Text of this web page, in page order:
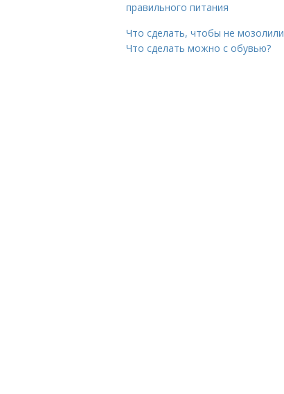
правильного питания
Что сделать, чтобы не
Что сделать можно с обувью?